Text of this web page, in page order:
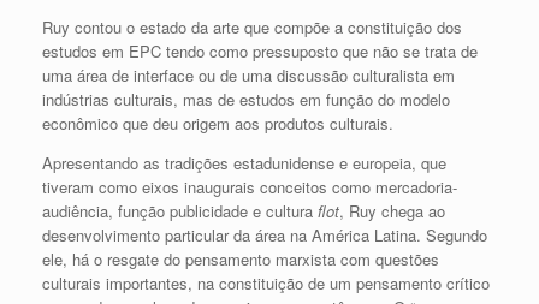
Ruy contou o estado da arte que compõe a constituição dos
estudos em EPC tendo como pressuposto que não se trata de
uma área de interface ou de uma discussão culturalista em
indústrias culturais, mas de estudos em função do modelo
econômico que deu origem aos produtos culturais.
Apresentando as tradições estadunidense e europeia, que
tiveram como eixos inaugurais conceitos como mercadoria-
audiência, função publicidade e cultura flot, Ruy chega ao
desenvolvimento particular da área na América Latina. Segundo
ele, há o resgate do pensamento marxista com questões
culturais importantes, na constituição de um pensamento crítico